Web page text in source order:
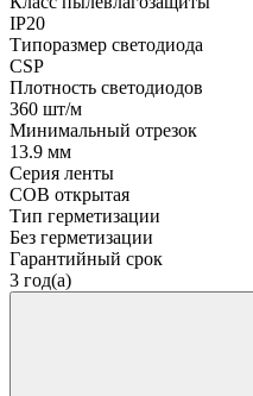
IP20
Типоразмер светодиода
CSP
Плотность светодиодов
360 шт/м
Минимальный отрезок
13.9 мм
Серия ленты
COB открытая
Тип герметизации
Без герметизации
Гарантийный срок
3 год(а)